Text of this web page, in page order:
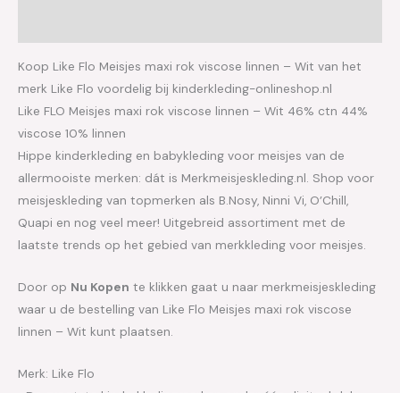
Koop Like Flo Meisjes maxi rok viscose linnen – Wit van het
merk Like Flo voordelig bij kinderkleding-onlineshop.nl
Like FLO Meisjes maxi rok viscose linnen – Wit 46% ctn 44%
viscose 10% linnen
Hippe kinderkleding en babykleding voor meisjes van de
allermooiste merken: dát is Merkmeisjeskleding.nl. Shop voor
meisjeskleding van topmerken als B.Nosy, Ninni Vi, O’Chill,
Quapi en nog veel meer! Uitgebreid assortiment met de
laatste trends op het gebied van merkkleding voor meisjes.
Door op Nu Kopen te klikken gaat u naar merkmeisjeskleding
waar u de bestelling van Like Flo Meisjes maxi rok viscose
linnen – Wit kunt plaatsen.
Merk: Like Flo